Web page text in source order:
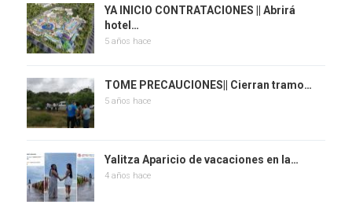
YA INICIO CONTRATACIONES || Abrirá
hotel…
5 años hace
TOME PRECAUCIONES|| Cierran tramo…
5 años hace
Yalitza Aparicio de vacaciones en la…
4 años hace